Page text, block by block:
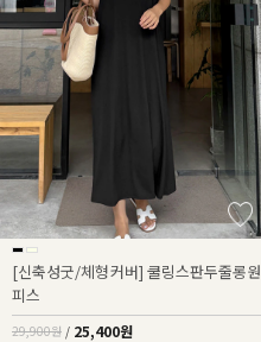
[신축성굿/체형커버] 쿨링스판두줄롱원
피스
29,900원 / 25,400원